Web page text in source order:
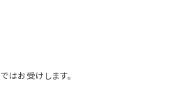
お受けします。